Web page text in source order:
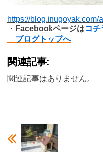
https://blog.inugoyak.com/
・ Facebookページはコチ
ブログトップへ
関連記事:
関連記事はありません。